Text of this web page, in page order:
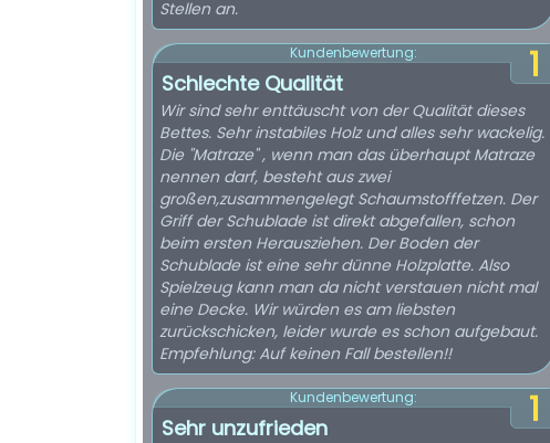
Stellen an.
1
Kundenbewertung:
Schlechte Qualität
Wir sind sehr enttäuscht von der Qualität dieses
Bettes. Sehr instabiles Holz und alles sehr wackelig.
Die "Matraze" , wenn man das überhaupt Matraze
nennen darf, besteht aus zwei
großen,zusammengelegt Schaumstofffetzen. Der
Griff der Schublade ist direkt abgefallen, schon
beim ersten Herausziehen. Der Boden der
Schublade ist eine sehr dünne Holzplatte. Also
Spielzeug kann man da nicht verstauen nicht mal
eine Decke. Wir würden es am liebsten
zurückschicken, leider wurde es schon aufgebaut.
Empfehlung: Auf keinen Fall bestellen!!
1
Kundenbewertung:
Sehr unzufrieden